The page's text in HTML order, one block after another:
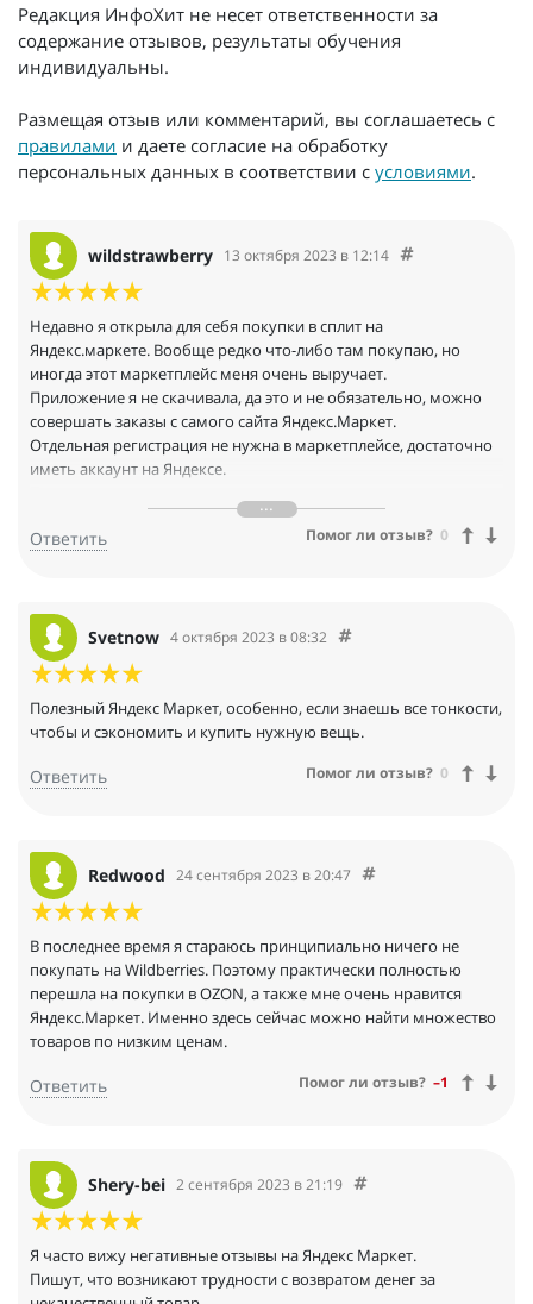
Редакция ИнфоХит не несет ответственности за
содержание отзывов, результаты обучения
индивидуальны.
Размещая отзыв или комментарий, вы соглашаетесь с
правилами и даете согласие на обработку
персональных данных в соответствии с условиями.
wildstrawberry 13 октября 2023 в 12:14
Недавно я открыла для себя покупки в сплит на
Яндекс.маркете. Вообще редко что-либо там покупаю, но
иногда этот маркетплейс меня очень выручает.
Приложение я не скачивала, да это и не обязательно, можно
совершать заказы с самого сайта Яндекс.Маркет.
Отдельная регистрация не нужна в маркетплейсе, достаточно
иметь аккаунт на Яндексе.
некоторые товары бывают дешевле чем на OZON и WB.
Чаще всего мне удается очень выгодно покупать крупы. Да, я
крупы на 50-60 рублей дешевле чем в магазине.
Экспресс доставка, просто доставка, доставка в постамат и
самовывоз из ПВЗ. Доставкой курьером я не пользуюсь, у
меня в соседнем дворе есть ПВЗ. Я люблю сразу на месте
получать и проверять заказанные товары, так удобнее
оформлять возврат если что-то не понравится.
чтобы мой заказ задержался или его привезли позже
Отказ от товара по разным причинам бесплатный.
Был у меня неприятный случай с доставкой, я заказала в
постамат 2 керамических формы ikea для запекания. При
получение заказа я увидела что угол у коробки был немного
замят. Так от этого пострадал и один противень, угол которого
был разбит ((( Мне пришлось нести посылку в ближайший ПВЗ
и там оформлять возврат.
Возврат оформляется быстро, деньги приходят если не в этот
же день, то уже на следующий. Возможно мне просто так
отказами без брака.
Ответить Помог ли отзыв? 0
Svetnow 4 октября 2023 в 08:32
Полезный Яндекс Маркет, особенно, если знаешь все тонкости,
чтобы и сэкономить и купить нужную вещь.
Ответить Помог ли отзыв? 0
Redwood 24 сентября 2023 в 20:47
В последнее время я стараюсь принципиально ничего не
покупать на Wildberries. Поэтому практически полностью
перешла на покупки в OZON, а также мне очень нравится
Яндекс.Маркет. Именно здесь сейчас можно найти множество
товаров по низким ценам.
Ответить Помог ли отзыв? –1
Shery-bei 2 сентября 2023 в 21:19
Я часто вижу негативные отзывы на Яндекс Маркет.
Пишут, что возникают трудности с возвратом денег за